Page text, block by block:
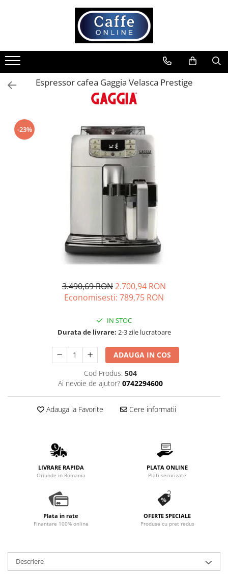
Cafea
Cafea Boabe
Capsule Cafea
Ceai
Aparate Automate
Cappucino instant
Stabilizatoare tensiune
Piese schimb espressoare
Accesorii si intretinere
Site
Espressor cafea Gaggia Velasca Prestige
-23%
3.490,69 RON2.700,94 RON
Economisesti: 789,75 RON
IN STOC
Durata de livrare: 2-3 zile lucratoare
ADAUGA IN COS
Cod Produs: 504
Ai nevoie de ajutor? 0742294600
Adauga la Favorite Cere informatii
LIVRARE RAPIDA
Oriunde in Romania
PLATA ONLINE
Plati securizate
Plata in rate
Finantare 100% online
OFERTE SPECIALE
Produse cu pret redus
Descriere